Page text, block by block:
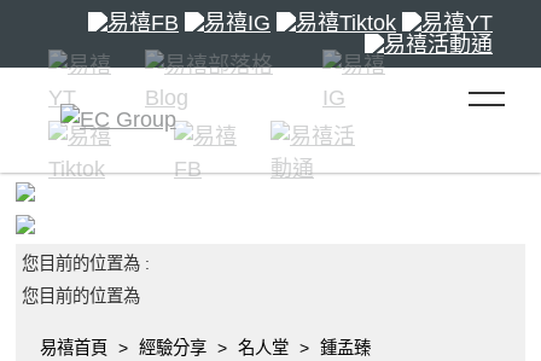
toggle
您目前的位置為 :
您目前的位置為
易禧首頁 經驗分享 名人堂 鍾孟臻